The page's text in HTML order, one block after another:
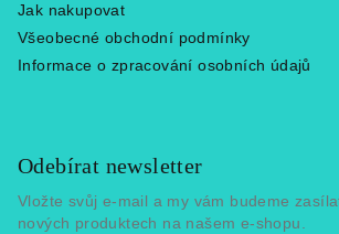
Jak nakupovat
Všeobecné obchodní podmínky
Informace o zpracování osobních údajů
Odebírat newsletter
Vložte svůj e-mail a my vám budeme
nových produktech na našem e-shopu.